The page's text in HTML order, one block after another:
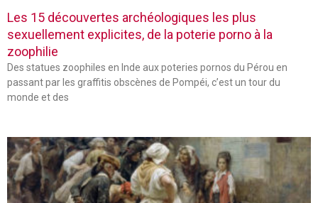
Les 15 découvertes archéologiques les plus
sexuellement explicites, de la poterie porno à la
zoophilie
Des statues zoophiles en Inde aux poteries pornos du Pérou en
passant par les graffitis obscènes de Pompéi, c’est un tour du
monde et des